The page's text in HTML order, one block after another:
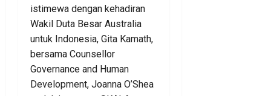
istimewa dengan kehadiran
Wakil Duta Besar Australia
untuk Indonesia, Gita Kamath,
bersama Counsellor
Governance and Human
Development, Joanna O’Shea